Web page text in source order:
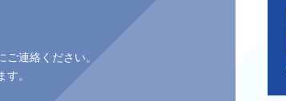
ご連絡ください。
。